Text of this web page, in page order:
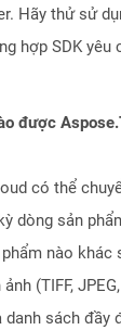
Hãy thử sử
hợp SDK yêu
được
có thể
dòng sản
nào khác
ảnh (TIFF,
danh sách đầy